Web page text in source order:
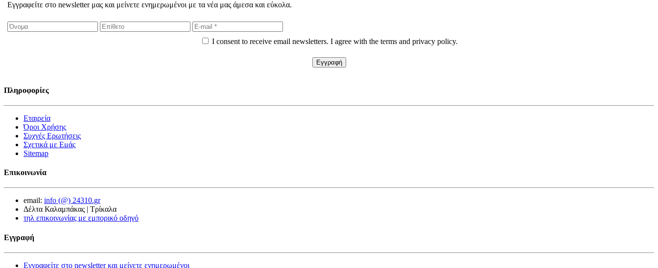
Εγγραφείτε στο newsletter μας και μείνετε ενημερωμένοι με τα νέα μας άμεσα και εύκολα.
I consent to receive email newsletters. I agree with the terms and privacy policy.
Πληροφορίες
Εταιρεία
Όροι Χρήσης
Συχνές Ερωτήσεις
Σχετικά με Εμάς
Sitemap
Επικοινωνία
email: info (@) 24310.gr
Δέλτα Καλαμπάκας | Τρίκαλα
τηλ επικοινωνίας με εμπορικό οδηγό
Εγγραφή
Εγγραφείτε στο newsletter και μείνετε ενημερωμένοι